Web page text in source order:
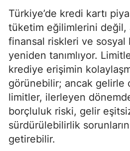
Türkiye’de kredi kartı
tüketim eğilimlerini değil,
finansal riskleri ve sosyal
yeniden tanımlıyor.
krediye erişimin
görünebilir; ancak gelirle
limitler, ilerleyen
borçluluk riski, gelir
sürdürülebilirlik
getirebilir.